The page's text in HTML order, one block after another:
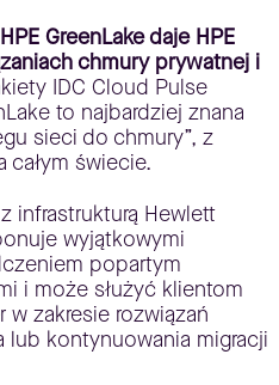
GreenLake daje HPE
chmury prywatnej i
IDC Cloud Pulse
to najbardziej znana
sieci do chmury”, z
całym świecie.
infrastrukturą Hewlett
wyjątkowymi
popartym
i może służyć klientom
zakresie rozwiązań
kontynuowania migracji